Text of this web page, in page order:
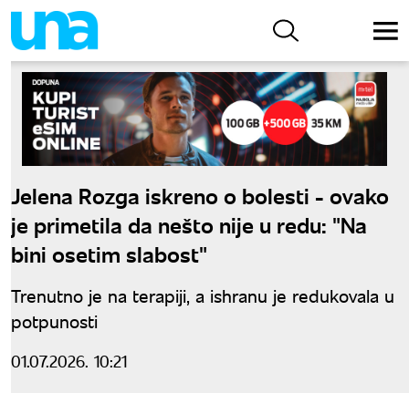
Jelena Rozga iskreno o bolesti - ovako
je primetila da nešto nije u redu: "Na
bini osetim slabost"
Trenutno je na terapiji, a ishranu je redukovala u
potpunosti
01.07.2026. 10:21